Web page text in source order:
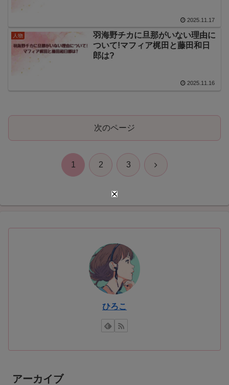
2025.11.17
人物
羽海野チカに旦那がいない理由に
ついて!マフィア梶田と藤田和日
郎は?
2025.11.16
次のページ
1 2 3 次
ひろこ
アーカイブ